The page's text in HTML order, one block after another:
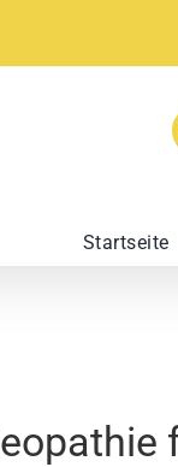
Startseite